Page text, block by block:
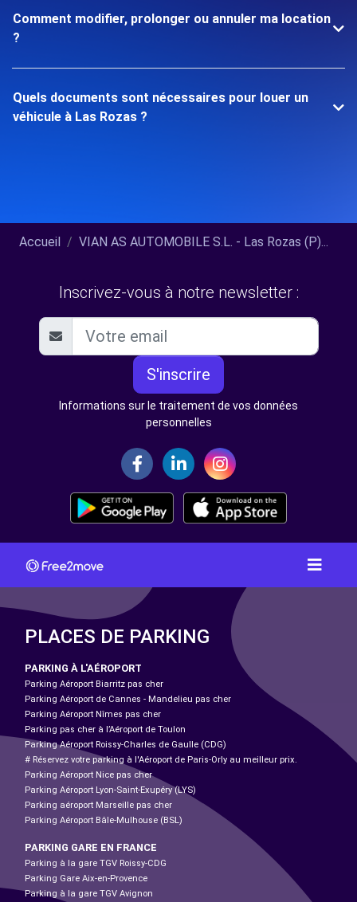
Comment modifier, prolonger ou annuler ma location
?
Quels documents sont nécessaires pour louer un
véhicule à Las Rozas ?
Accueil VIAN AS AUTOMOBILE S.L. - Las Rozas (P)...
Inscrivez-vous à notre newsletter :
S'inscrire
Informations sur le traitement de vos données
personnelles
PLACES DE PARKING
PARKING À L'AÉROPORT
Parking Aéroport Biarritz pas cher
Parking Aéroport de Cannes - Mandelieu pas cher
Parking Aéroport Nîmes pas cher
Parking pas cher à l’Aéroport de Toulon
Parking Aéroport Roissy-Charles de Gaulle (CDG)
# Réservez votre parking à l'Aéroport de Paris-Orly au meilleur prix.
Parking Aéroport Nice pas cher
Parking Aéroport Lyon-Saint-Exupéry (LYS)
Parking aéroport Marseille pas cher
Parking Aéroport Bâle-Mulhouse (BSL)
PARKING GARE EN FRANCE
Parking à la gare TGV Roissy-CDG
Parking Gare Aix-en-Provence
Parking à la gare TGV Avignon